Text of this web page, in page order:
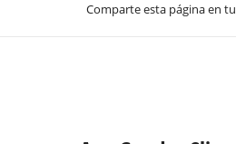
Comparte esta página en